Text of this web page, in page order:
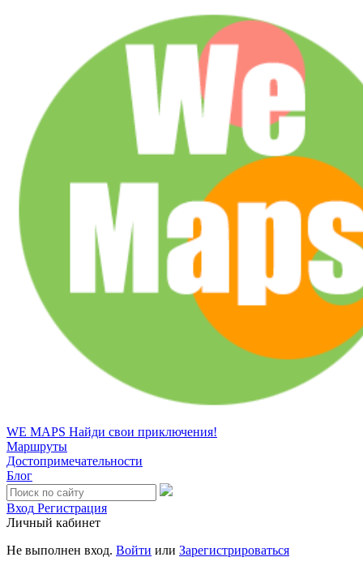
WE MAPS Найди свои приключения!
Маршруты
Достопримечательности
Блог
Вход Регистрация
Личный кабинет
Не выполнен вход. Войти или Зарегистрироваться